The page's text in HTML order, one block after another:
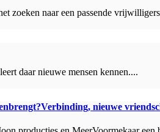
zoeken naar een passende
daar nieuwe mensen kennen....
nieuwe